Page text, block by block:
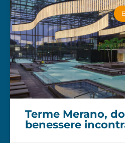
Terme Merano,
benessere